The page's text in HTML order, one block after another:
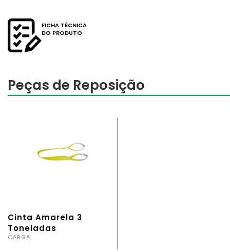
FICHA TÉCNICA
DO PRODUTO
Peças de Reposição
Cinta Amarela 3
Toneladas
CARGA